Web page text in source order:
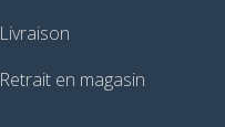
Livraison
Retrait en magasin